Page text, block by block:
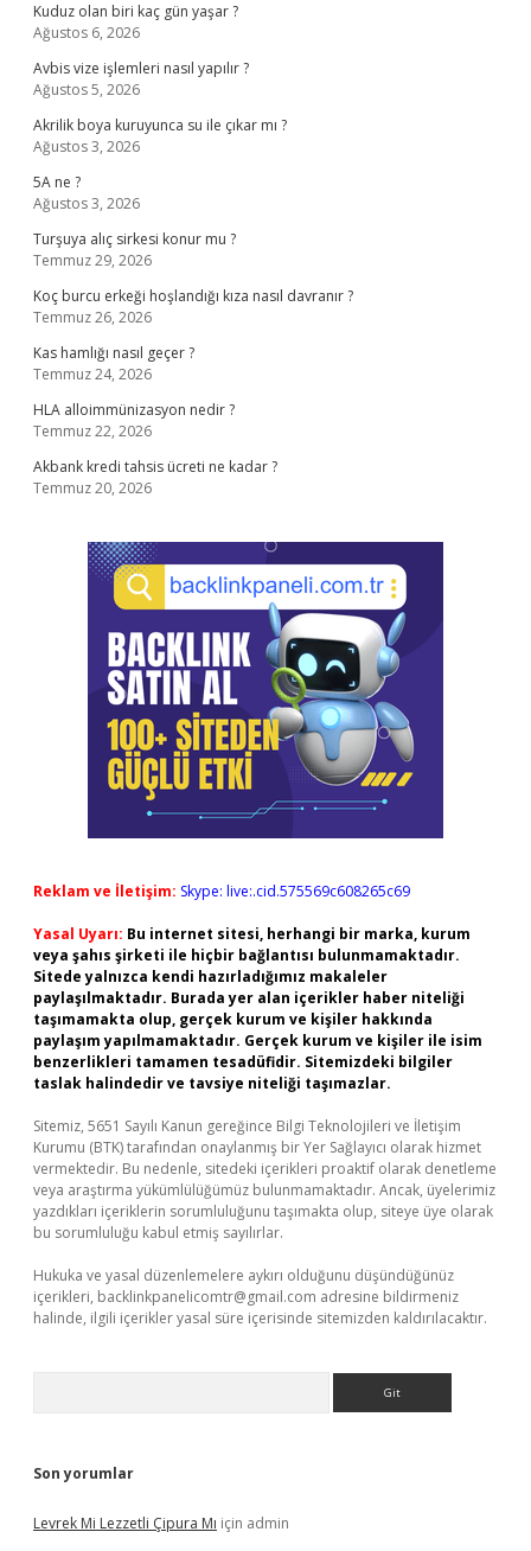
Kuduz olan biri kaç gün yaşar ?
Ağustos 6, 2026
Avbis vize işlemleri nasıl yapılır ?
Ağustos 5, 2026
Akrilik boya kuruyunca su ile çıkar mı ?
Ağustos 3, 2026
5A ne ?
Ağustos 3, 2026
Turşuya alıç sirkesi konur mu ?
Temmuz 29, 2026
Koç burcu erkeği hoşlandığı kıza nasıl davranır ?
Temmuz 26, 2026
Kas hamlığı nasıl geçer ?
Temmuz 24, 2026
HLA alloimmünizasyon nedir ?
Temmuz 22, 2026
Akbank kredi tahsis ücreti ne kadar ?
Temmuz 20, 2026
Reklam ve İletişim: Skype: live:.cid.575569c608265c69
Yasal Uyarı: Bu internet sitesi, herhangi bir marka, kurum
veya şahıs şirketi ile hiçbir bağlantısı bulunmamaktadır.
Sitede yalnızca kendi hazırladığımız makaleler
paylaşılmaktadır. Burada yer alan içerikler haber niteliği
taşımamakta olup, gerçek kurum ve kişiler hakkında
paylaşım yapılmamaktadır. Gerçek kurum ve kişiler ile isim
benzerlikleri tamamen tesadüfidir. Sitemizdeki bilgiler
taslak halindedir ve tavsiye niteliği taşımazlar.
Sitemiz, 5651 Sayılı Kanun gereğince Bilgi Teknolojileri ve İletişim
Kurumu (BTK) tarafından onaylanmış bir Yer Sağlayıcı olarak hizmet
vermektedir. Bu nedenle, sitedeki içerikleri proaktif olarak denetleme
veya araştırma yükümlülüğümüz bulunmamaktadır. Ancak, üyelerimiz
yazdıkları içeriklerin sorumluluğunu taşımakta olup, siteye üye olarak
bu sorumluluğu kabul etmiş sayılırlar.
Hukuka ve yasal düzenlemelere aykırı olduğunu düşündüğünüz
içerikleri, backlinkpanelicomtr@gmail.com adresine bildirmeniz
halinde, ilgili içerikler yasal süre içerisinde sitemizden kaldırılacaktır.
Son yorumlar
Levrek Mi Lezzetli Çipura Mı için admin